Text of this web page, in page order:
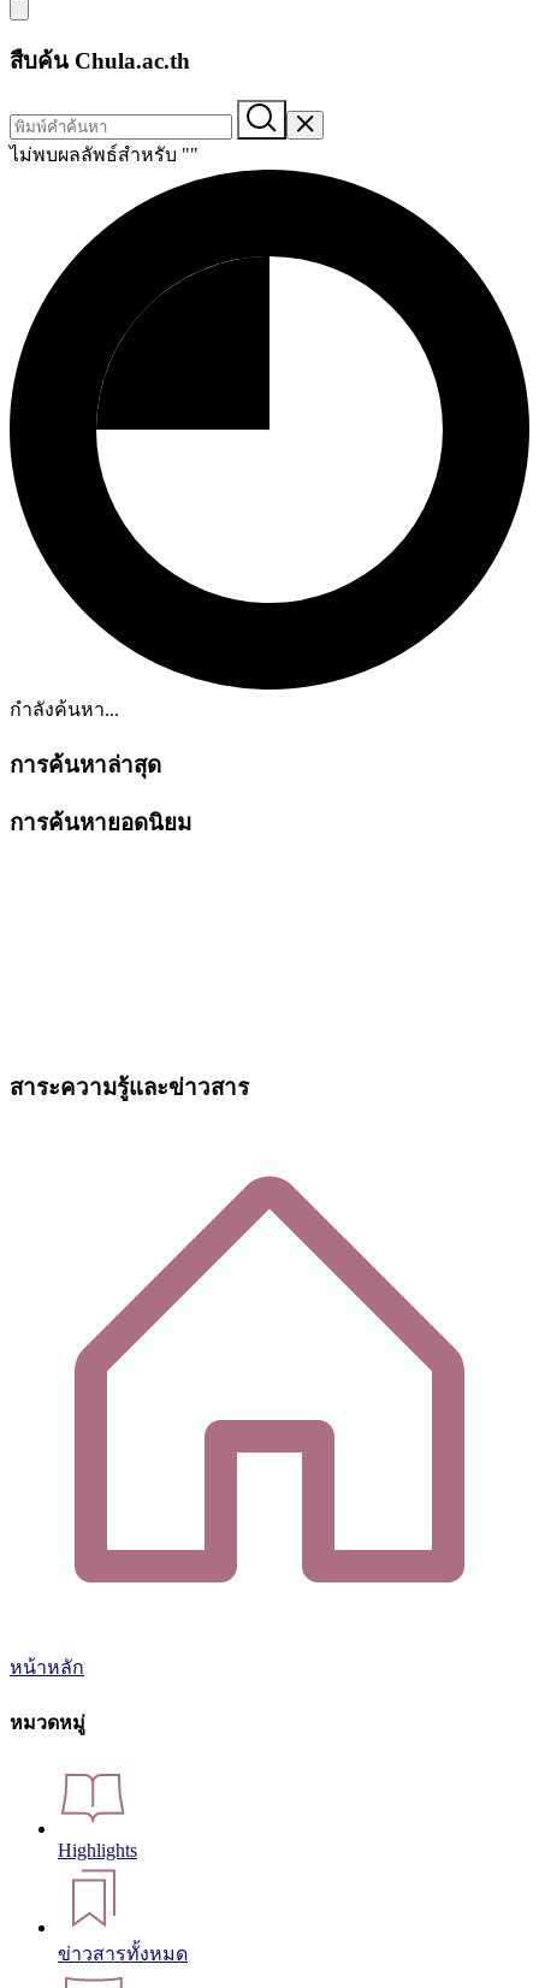
สืบค้น Chula.ac.th
ไม่พบผลลัพธ์สำหรับ ""
กำลังค้นหา...
การค้นหาล่าสุด
การค้นหายอดนิยม
สาระความรู้และข่าวสาร
หน้าหลัก
หมวดหมู่
Highlights
ข่าวสารทั้งหมด